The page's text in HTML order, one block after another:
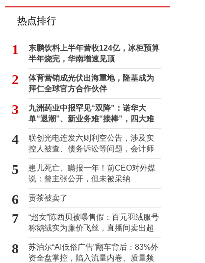
热点排行
1
东鹏饮料上半年营收124亿，冰柜预算
半年烧完，华南增速见顶
2
体育营销成光伏出海重地，隆基成为
拜仁全球官方合作伙伴
3
九洲药业中报罕见“双降”：诺华大
单“退潮”、新业务难“接棒”，四大难
关待闯
4
联创光电连发六则利空公告，涉及实
控人被查、债务诉讼等问题，会计师
事务所曾出具“保留意见”
5
患儿死亡、瞒报一年！前CEO对外媒
说：曾主张公开，但未被采纳
6 贡茶被卖了
7
“超女”陈西贝被曝售假：百元羽绒服号
称鹅绒实为廉价飞丝，直播间卖出超
百万元
8
苏泊尔“AI低俗广告”翻车背后：83%外
资全盘掌控，陷入流量内卷、质量频